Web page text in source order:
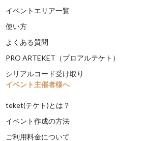
イベントエリア一覧
使い方
よくある質問
PRO ARTEKET（プロアルテケト）
シリアルコード受け取り
イベント主催者様へ
teket(テケト)とは？
イベント作成の方法
ご利用料金について